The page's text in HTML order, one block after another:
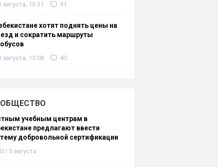
августа, 16:31 41
хотят поднять цены на
и сократить маршруты
августа, 13:08 40
ОБЩЕСТВО
учебным центрам в
предлагают ввести
добровольной сертификации
/ 5 августа